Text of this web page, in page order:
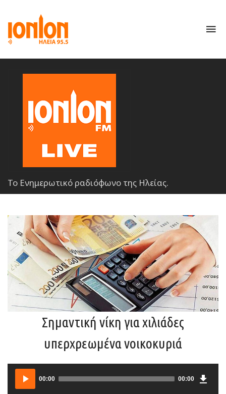
Το Ενημερωτικό ραδιόφωνο της Ηλείας.
Σημαντική νίκη για χιλιάδες
υπερχρεωμένα νοικοκυριά
Audio
Player
00:00 00:00